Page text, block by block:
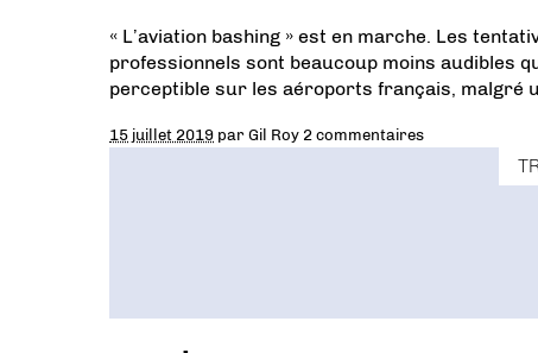
« L’aviation bashing » est en marche. Les
professionnels sont beaucoup moins audibles
perceptible sur les aéroports français, malgré
15 juillet 2019 parGil Roy 2 commentaires